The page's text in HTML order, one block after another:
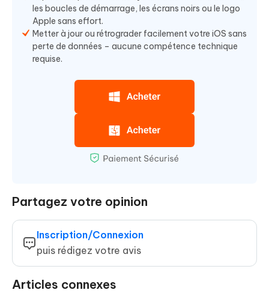
les boucles de démarrage, les écrans noirs ou le logo
Apple sans effort.
Metter à jour ou rétrograder facilement votre iOS sans
perte de données – aucune compétence technique
requise.
Partagez votre opinion
Inscription/Connexion
puis rédigez votre avis
Articles connexes